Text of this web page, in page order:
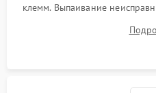
клемм. Выпаивание
цепи зарядки и
Восстановление